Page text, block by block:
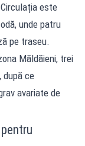
Circulația este
unde patru
pe traseu.
Măldăieni, trei
după ce
avariate de